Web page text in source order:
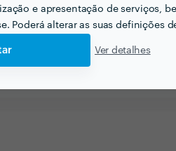
e apresentação de serviços,
Poderá alterar as suas definições
Ver detalhes